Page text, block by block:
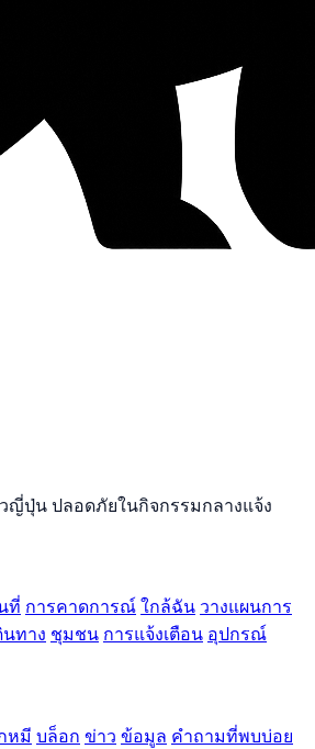
ปุ่น ปลอดภัยในกิจกรรมกลางแจ้ง
ที่ การคาดการณ์ใกล้ฉัน วางแผนการ
นทาง ชุมชน การแจ้งเตือน อุปกรณ์
หมี บล็อก ข่าว ข้อมูล คำถามที่พบบ่อย